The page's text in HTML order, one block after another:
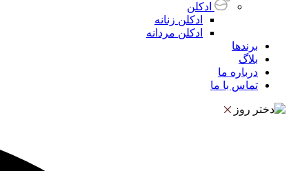
ادکلن
ادکلن زنانه
ادکلن مردانه
برندها
بلاگ
درباره ما
تماس با ما